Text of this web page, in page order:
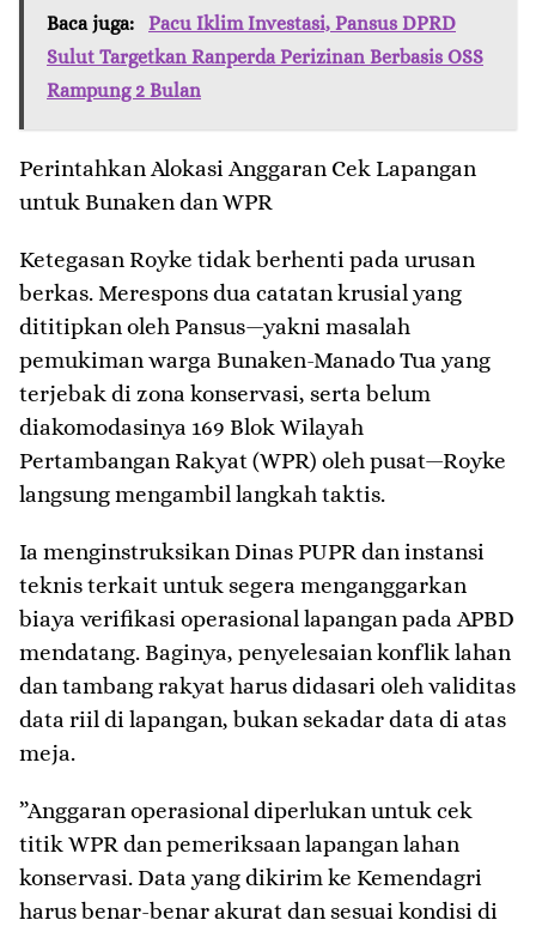
Baca juga:
Pacu Iklim Investasi, Pansus DPRD
Sulut Targetkan Ranperda Perizinan Berbasis OSS
Rampung 2 Bulan
​Perintahkan Alokasi Anggaran Cek Lapangan
untuk Bunaken dan WPR
​Ketegasan Royke tidak berhenti pada urusan
berkas. Merespons dua catatan krusial yang
dititipkan oleh Pansus—yakni masalah
pemukiman warga Bunaken-Manado Tua yang
terjebak di zona konservasi, serta belum
diakomodasinya 169 Blok Wilayah
Pertambangan Rakyat (WPR) oleh pusat—Royke
langsung mengambil langkah taktis.
​Ia menginstruksikan Dinas PUPR dan instansi
teknis terkait untuk segera menganggarkan
biaya verifikasi operasional lapangan pada APBD
mendatang. Baginya, penyelesaian konflik lahan
dan tambang rakyat harus didasari oleh validitas
data riil di lapangan, bukan sekadar data di atas
meja.
​”Anggaran operasional diperlukan untuk cek
titik WPR dan pemeriksaan lapangan lahan
konservasi. Data yang dikirim ke Kemendagri
harus benar-benar akurat dan sesuai kondisi di